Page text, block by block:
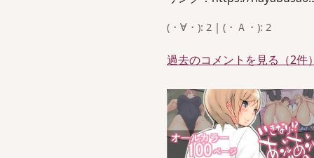
(・∀・): 2 | (・Ａ・): 2
過去のコメントを見る（2件